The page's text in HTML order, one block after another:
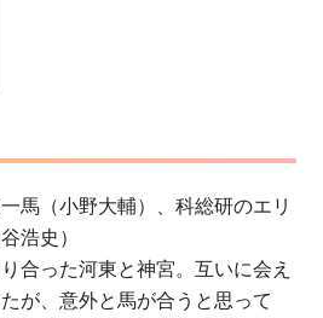
馬（小野大輔）、科総研のエリ
浩史）
合った河東と神宮。互いに会え
が、意外と馬が合うと思って